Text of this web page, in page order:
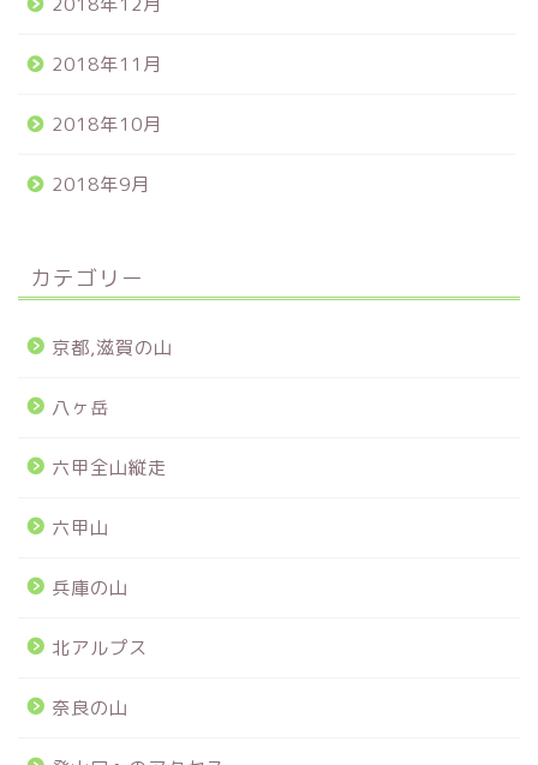
2018年11月
2018年10月
2018年9月
カテゴリー
京都,滋賀の山
八ヶ岳
六甲全山縦走
六甲山
兵庫の山
北アルプス
奈良の山